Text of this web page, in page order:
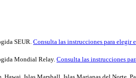
SEUR. Consulta las instrucciones para elegir
Mondial Relay. Consulta las instrucciones